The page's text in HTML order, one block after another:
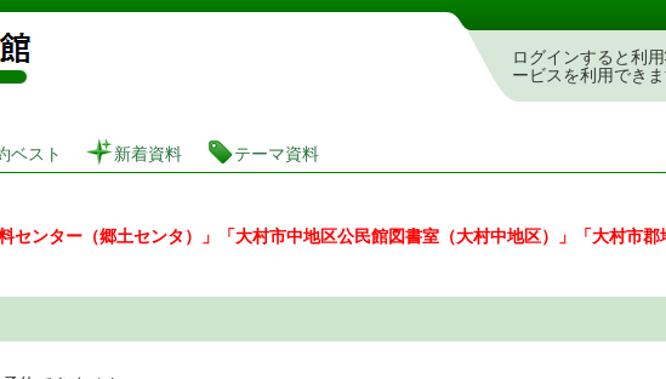
図書館 蔵書検索・予約システム
ログインすると利
ービスを利用できま
ベスト 新着資料 テーマ資料
ンター（郷土センタ）」「大村市中地区公民館図書室（大村中地区）」「大村市郡